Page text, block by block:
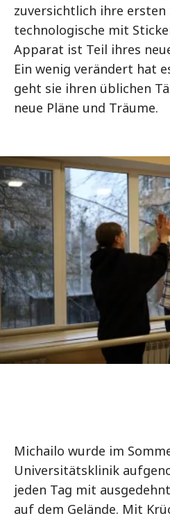
zuversichtlich ihre ersten
technologische mit
Apparat ist Teil ihres
Ein wenig verändert hat
geht sie ihren üblichen
neue Pläne und Träume.
Michailo wurde im
Universitätsklinik
jeden Tag mit
auf dem Gelände. Mit